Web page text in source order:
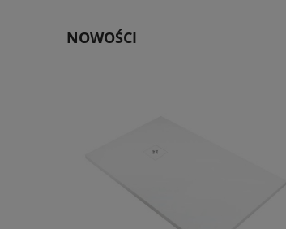
NOWOŚCI